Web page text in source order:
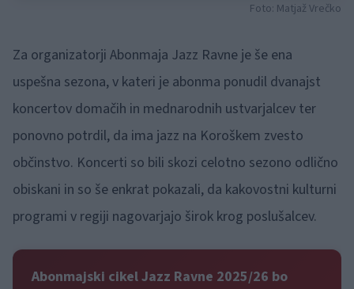
Foto: Matjaž Vrečko
Za organizatorji Abonmaja Jazz Ravne je še ena
uspešna sezona, v kateri je abonma ponudil dvanajst
koncertov domačih in mednarodnih ustvarjalcev ter
ponovno potrdil, da ima jazz na Koroškem zvesto
občinstvo. Koncerti so bili skozi celotno sezono odlično
obiskani in so še enkrat pokazali, da kakovostni kulturni
programi v regiji nagovarjajo širok krog poslušalcev.
Abonmajski cikel Jazz Ravne 2025/26 bo